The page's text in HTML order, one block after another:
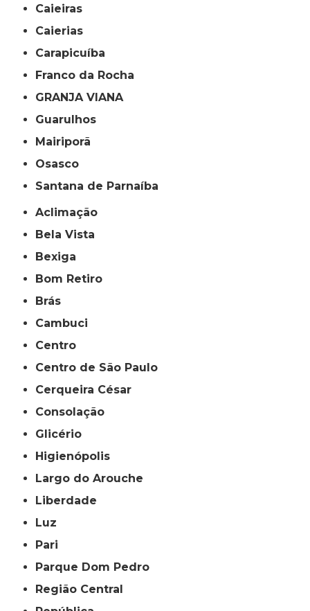
Caieiras
Caierias
Carapicuíba
Franco da Rocha
GRANJA VIANA
Guarulhos
Mairiporã
Osasco
Santana de Parnaíba
Aclimação
Bela Vista
Bexiga
Bom Retiro
Brás
Cambuci
Centro
Centro de São Paulo
Cerqueira César
Consolação
Glicério
Higienópolis
Largo do Arouche
Liberdade
Luz
Pari
Parque Dom Pedro
Região Central